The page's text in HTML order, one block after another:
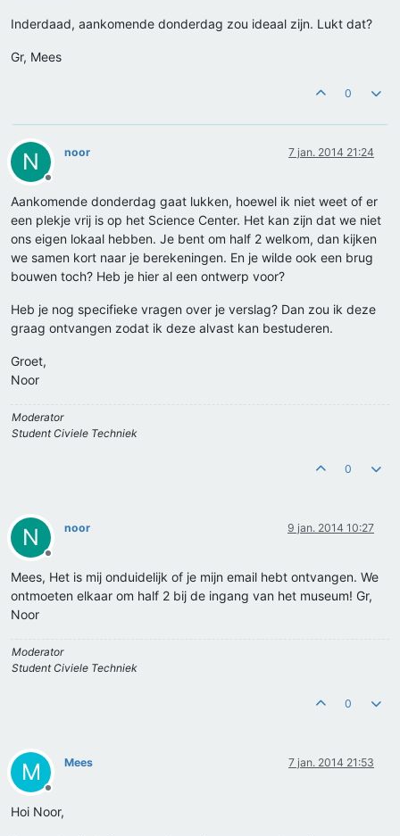
Inderdaad, aankomende donderdag zou ideaal zijn. Lukt dat?
Gr, Mees
0
N
Offline
noor 7 jan. 2014 21:24
Aankomende donderdag gaat lukken, hoewel ik niet weet of er
een plekje vrij is op het Science Center. Het kan zijn dat we niet
ons eigen lokaal hebben. Je bent om half 2 welkom, dan kijken
we samen kort naar je berekeningen. En je wilde ook een brug
bouwen toch? Heb je hier al een ontwerp voor?
Heb je nog specifieke vragen over je verslag? Dan zou ik deze
graag ontvangen zodat ik deze alvast kan bestuderen.
Groet,
Noor
Moderator
Student Civiele Techniek
0
N
Offline
noor 9 jan. 2014 10:27
Mees, Het is mij onduidelijk of je mijn email hebt ontvangen. We
ontmoeten elkaar om half 2 bij de ingang van het museum! Gr,
Noor
Moderator
Student Civiele Techniek
0
M
Offline
Mees 7 jan. 2014 21:53
Hoi Noor,